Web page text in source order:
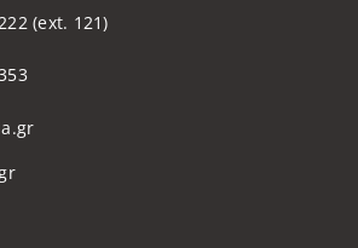
(ext. 121)